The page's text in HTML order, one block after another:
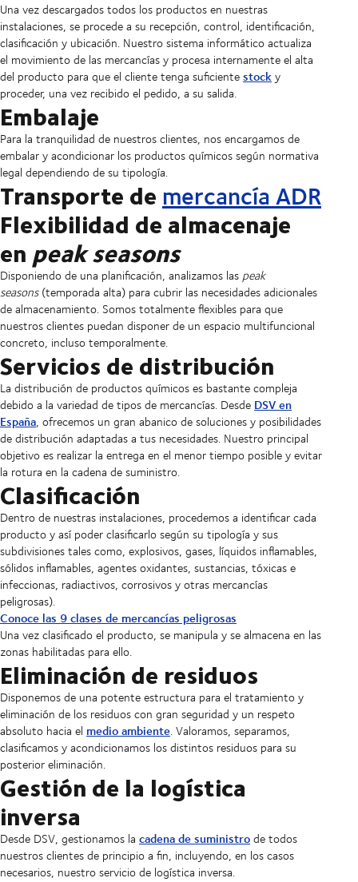
Una vez descargados todos los productos en nuestras
instalaciones, se procede a su recepción, control, identificación,
clasificación y ubicación. Nuestro sistema informático actualiza
el movimiento de las mercancías y procesa internamente el alta
del producto para que el cliente tenga suficientestocky
proceder, una vez recibido el pedido, a su salida.
Embalaje
Para la tranquilidad de nuestros clientes, nos encargamos de
embalar y acondicionar los productos químicos según normativa
legal dependiendo de su tipología.
Transporte de mercancía ADR
Flexibilidad de almacenaje
enpeak seasons
Disponiendo de una planificación, analizamos las peak
seasons(temporada alta) para cubrir las necesidades adicionales
de almacenamiento. Somos totalmente flexibles para que
nuestros clientes puedan disponer de un espacio multifuncional
concreto, incluso temporalmente.
Servicios de distribución
La distribución de productos químicos es bastante compleja
debido a la variedad de tipos de mercancías. Desde DSV en
España, ofrecemos un gran abanico de soluciones y posibilidades
de distribución adaptadas a tus necesidades. Nuestro principal
objetivo es realizar la entrega en el menor tiempo posible y evitar
la rotura en la cadena de suministro.
Clasificación
Dentro de nuestras instalaciones, procedemos a identificar cada
producto y así poder clasificarlo según su tipología y sus
subdivisiones tales como, explosivos, gases, líquidos inflamables,
sólidos inflamables, agentes oxidantes, sustancias, tóxicas e
infeccionas, radiactivos, corrosivos y otras mercancías
peligrosas).
Conoce las 9 clases de mercancías peligrosas
Una vez clasificado el producto, se manipula y se almacena en las
zonas habilitadas para ello.
Eliminación de residuos
Disponemos de una potente estructura para el tratamiento y
eliminación de los residuos con gran seguridad y un respeto
absoluto hacia el medio ambiente. Valoramos, separamos,
clasificamos y acondicionamos los distintos residuos para su
posterior eliminación.
Gestión de la logística
inversa
Desde DSV, gestionamos la cadena de suministrode todos
nuestros clientes de principio a fin, incluyendo, en los casos
necesarios, nuestro servicio de logística inversa.